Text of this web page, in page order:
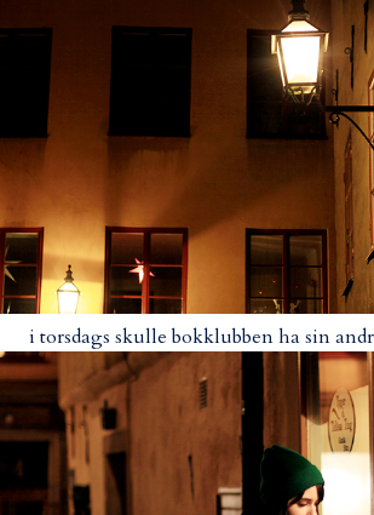
i torsdags skulle bokklubben ha sin